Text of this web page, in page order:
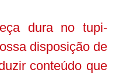
dura no tupi-
disposição de
conteúdo que